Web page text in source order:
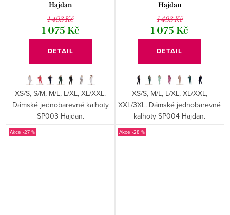
Hajdan
1 493 Kč
1 075 Kč
DETAIL
XS/S, S/M, M/L, L/XL, XL/XXL.
Dámské jednobarevné kalhoty
SP003 Hajdan.
Hajdan
1 493 Kč
1 075 Kč
DETAIL
XS/S, M/L, L/XL, XL/XXL,
XXL/3XL. Dámské jednobarevné
kalhoty SP004 Hajdan.
-27 % -28 %